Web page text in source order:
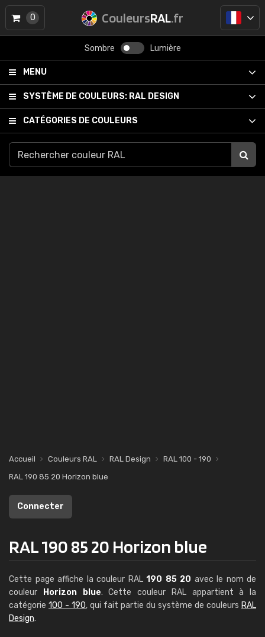
CouleursRAL.fr
Sombre Lumière
MENU
SYSTÈME DE COULEURS: RAL DESIGN
CATÉGORIES DE COULEURS
0
Accueil Couleurs RAL RAL Design
RAL 100 - 190
RAL 190 85 20 Horizon blue
Connecter
RAL 190 85 20 Horizon blue
Cette page affiche la couleur RAL 190 85 20 avec le nom de
couleur
Horizon blue. Cette couleur RAL appartient à la
catégorie 100 - 190, qui fait partie du système de couleurs RAL
Design.